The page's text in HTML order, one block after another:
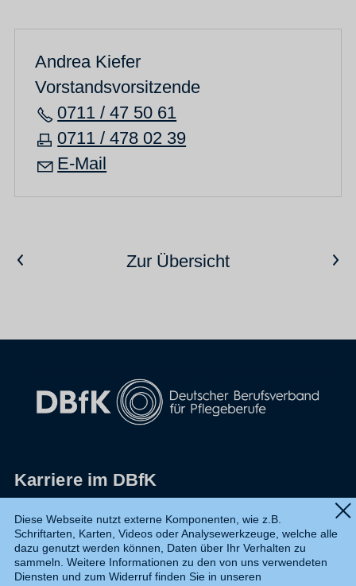
Andrea Kiefer
Vorstandsvorsitzende
0711 / 47 50 61
0711 / 478 02 39
E-Mail
Vorheriger ArtikelZur ÜbersichtNächster Artikel
Karriere im DBfK
Datenschutz
Shop
Diese Webseite nutzt externe Komponenten, wie z.B.
Schriftarten, Karten, Videos oder Analysewerkzeuge, welche alle
dazu genutzt werden können, Daten über Ihr Verhalten zu
sammeln. Weitere Informationen zu den von uns verwendeten
Diensten und zum Widerruf finden Sie in unseren